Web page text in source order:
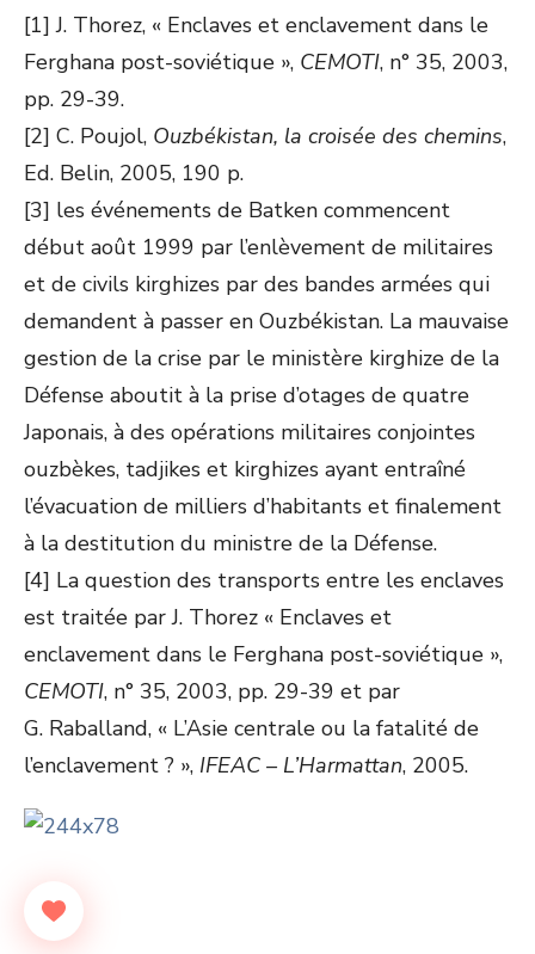
[1] J. Thorez, « Enclaves et enclavement dans le
Ferghana post-soviétique », CEMOTI, n° 35, 2003,
pp. 29-39.
[2] C. Poujol, Ouzbékistan, la croisée des chemins,
Ed. Belin, 2005, 190 p.
[3] les événements de Batken commencent
début août 1999 par l’enlèvement de militaires
et de civils kirghizes par des bandes armées qui
demandent à passer en Ouzbékistan. La mauvaise
gestion de la crise par le ministère kirghize de la
Défense aboutit à la prise d’otages de quatre
Japonais, à des opérations militaires conjointes
ouzbèkes, tadjikes et kirghizes ayant entraîné
l’évacuation de milliers d’habitants et finalement
à la destitution du ministre de la Défense.
[4] La question des transports entre les enclaves
est traitée par J. Thorez « Enclaves et
enclavement dans le Ferghana post-soviétique »,
CEMOTI, n° 35, 2003, pp. 29-39 et par
G. Raballand, « L’Asie centrale ou la fatalité de
l’enclavement ? », IFEAC – L’Harmattan, 2005.